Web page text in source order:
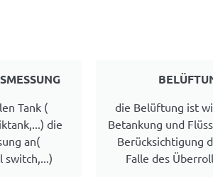
Tank (
die
an(
switch,...)
die Belüftung ist
Betankung und
Berücksichtigung
Falle des